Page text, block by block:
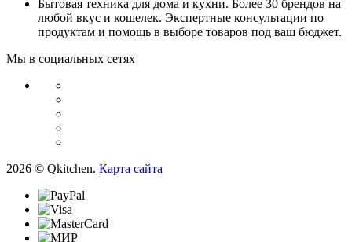
Бытовая техника для дома и кухни. Более 30 брендов на
любой вкус и кошелек. Экспертные консультации по
продуктам и помощь в выборе товаров под ваш бюджет.
Мы в социальных сетях
2026 © Qkitchen. Карта сайта